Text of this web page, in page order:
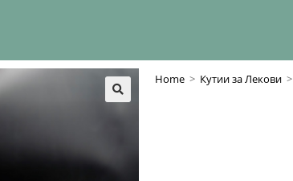
🔍
Home > Кутии за Лекови >